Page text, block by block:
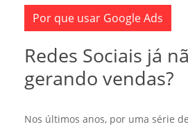
Por que usar Google Ads
Redes Sociais já
gerando vendas?
Nos últimos anos, por uma série